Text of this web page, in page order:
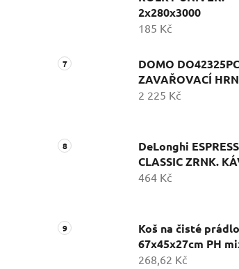
2x280x3000
185 Kč
DOMO DO42325PC
ZAVAŘOVACÍ
2 225 Kč
DeLonghi
CLASSIC ZRNK.
464 Kč
Koš na čisté prádlo
67x45x27cm PH
268,62 Kč